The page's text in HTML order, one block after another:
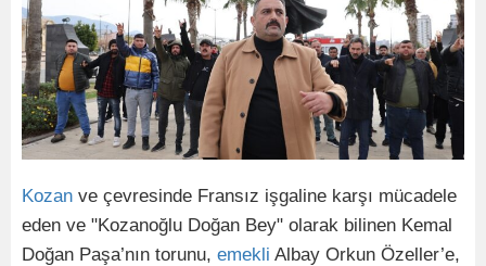
Kozan ve çevresinde Fransız işgaline karşı mücadele
eden ve "Kozanoğlu Doğan Bey" olarak bilinen Kemal
Doğan Paşa’nın torunu, emekli Albay Orkun Özeller’e,